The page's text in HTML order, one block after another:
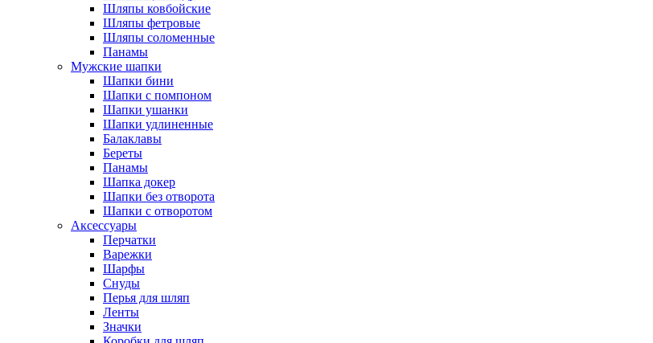
Шляпы ковбойские
Шляпы фетровые
Шляпы соломенные
Панамы
Мужские шапки
Шапки бини
Шапки с помпоном
Шапки ушанки
Шапки удлиненные
Балаклавы
Береты
Панамы
Шапка докер
Шапки без отворота
Шапки с отворотом
Аксессуары
Перчатки
Варежки
Шарфы
Снуды
Перья для шляп
Ленты
Значки